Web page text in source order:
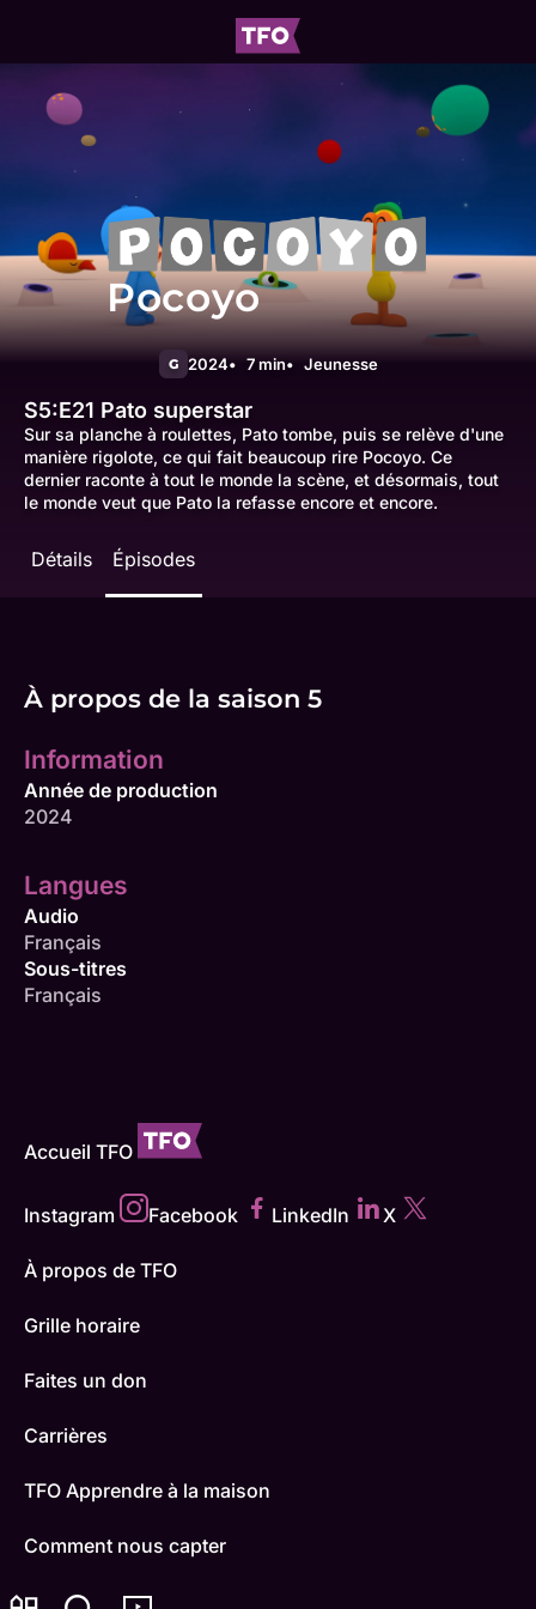
Pocoyo
G 2024 7 min Jeunesse
S5:E21 Pato superstar
Sur sa planche à roulettes, Pato tombe, puis se relève d'une
manière rigolote, ce qui fait beaucoup rire Pocoyo. Ce
dernier raconte à tout le monde la scène, et désormais, tout
le monde veut que Pato la refasse encore et encore.
Détails Épisodes
À propos de la saison 5
Information
Année de production
2024
Langues
Audio
Français
Sous-titres
Français
Accueil TFO
Instagram Facebook LinkedIn X
À propos de TFO
Grille horaire
Faites un don
Carrières
TFO Apprendre à la maison
Comment nous capter
Contactez-nous